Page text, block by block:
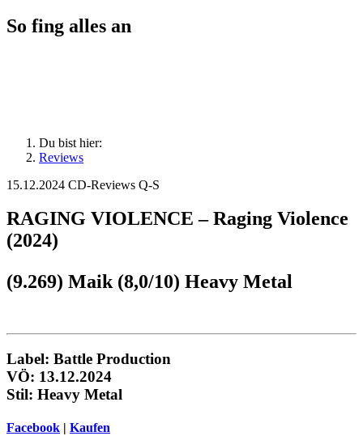
So fing alles an
Du bist hier:
Reviews
15.12.2024 CD-Reviews Q-S
RAGING VIOLENCE – Raging Violence
(2024)
(9.269) Maik (8,0/10) Heavy Metal
Label: Battle Production
VÖ: 13.12.2024
Stil: Heavy Metal
Facebook | Kaufen